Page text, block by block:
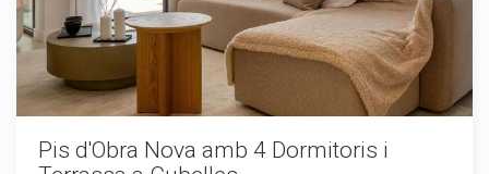
Pis d'Obra Nova amb 4 Dormitoris i